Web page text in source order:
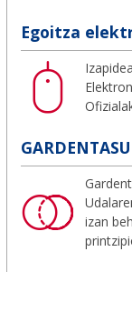
Egoitza
izan